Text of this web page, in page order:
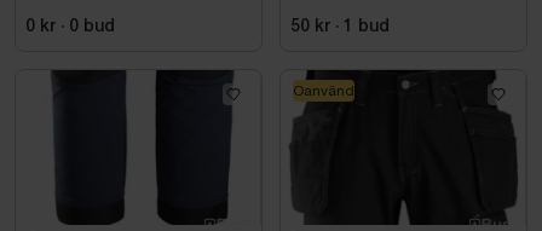
0 kr · 0 bud 50 kr · 1 bud
Oanvänd